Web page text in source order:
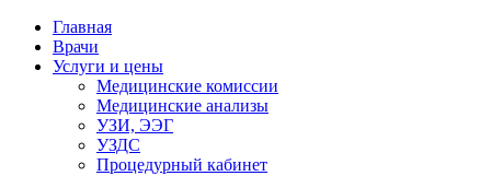
Главная
Врачи
Услуги и цены
Медицинские комиссии
Медицинские анализы
УЗИ, ЭЭГ
УЗДС
Процедурный кабинет